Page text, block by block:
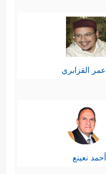
عمر القزابري
أحمد نعينع